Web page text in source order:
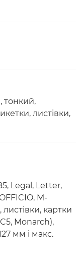
тонкий,
листівки,
Legal, Letter,
M-
листівки, картки
Monarch),
мм і макс.